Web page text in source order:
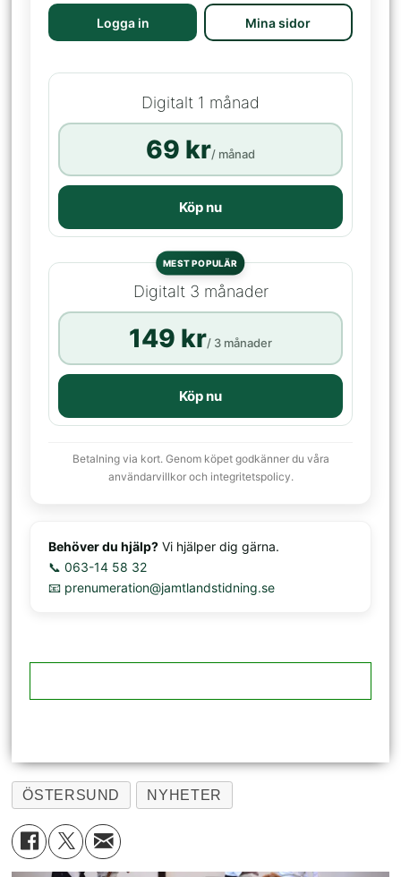
Logga in Mina sidor
Digitalt 1 månad
69 kr/ månad
Köp nu
MEST POPULÄR
Digitalt 3 månader
149 kr/ 3 månader
Köp nu
Betalning via kort. Genom köpet godkänner du våra
användarvillkor och integritetspolicy.
Behöver du hjälp? Vi hjälper dig gärna.
📞 063-14 58 32
📧 prenumeration@jamtlandstidning.se
ÖSTERSUND NYHETER